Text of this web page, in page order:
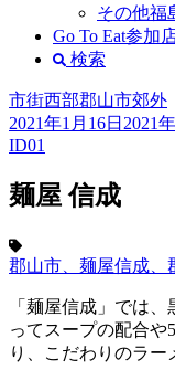
その他福
Go To Eat参加
検索
市街西部郡山市郊外
2021年1月16日 2021
ID01
麺屋 信成
郡山市、麺屋信成、
「麺屋信成」では
ってスープの配合や
り、こだわりのラー